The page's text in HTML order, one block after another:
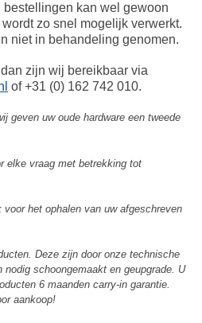
kan wel gewoon
zo snel mogelijk verwerkt.
niet in behandeling genomen.
zijn wij bereikbaar via
of +31 (0) 162 742 010.
geven uw oude hardware een tweede
elke vraag met betrekking tot
het ophalen van uw afgeschreven
Deze zijn door onze technische
schoongemaakt en geupgrade. U
6 maanden carry-in garantie.
aankoop!